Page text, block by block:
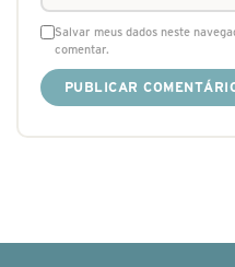
Salvar meus dados neste
comentar.